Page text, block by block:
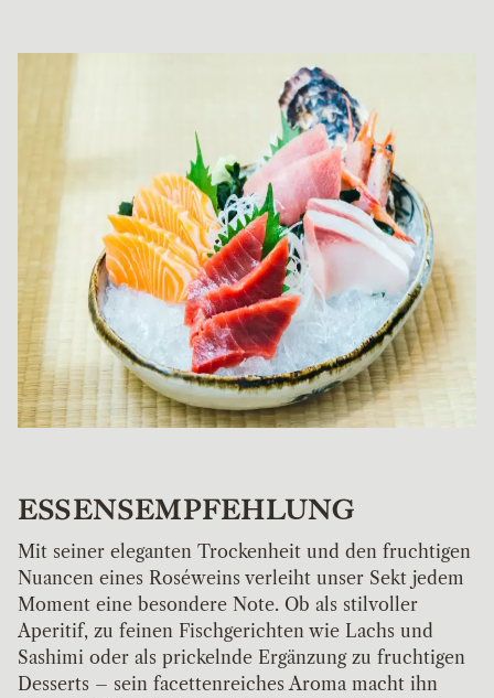
ESSENSEMPFEHLUNG
Mit seiner eleganten Trockenheit und den fruchtigen
Nuancen eines Roséweins verleiht unser Sekt jedem
Moment eine besondere Note. Ob als stilvoller
Aperitif, zu feinen Fischgerichten wie Lachs und
Sashimi oder als prickelnde Ergänzung zu fruchtigen
Desserts – sein facettenreiches Aroma macht ihn